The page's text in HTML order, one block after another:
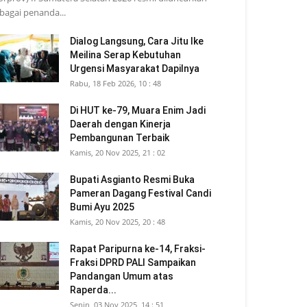
penanda...
Dialog Langsung, Cara Jitu Ike
Meilina Serap Kebutuhan
Urgensi Masyarakat Dapilnya
Rabu, 18 Feb 2026, 10 : 48
Di HUT ke-79, Muara Enim Jadi
Daerah dengan Kinerja
Pembangunan Terbaik
Kamis, 20 Nov 2025, 21 : 02
Bupati Asgianto Resmi Buka
Pameran Dagang Festival Candi
Bumi Ayu 2025
Kamis, 20 Nov 2025, 20 : 48
Rapat Paripurna ke-14, Fraksi-
Fraksi DPRD PALI Sampaikan
Pandangan Umum atas
Raperda...
Senin, 03 Nov 2025, 14 : 51